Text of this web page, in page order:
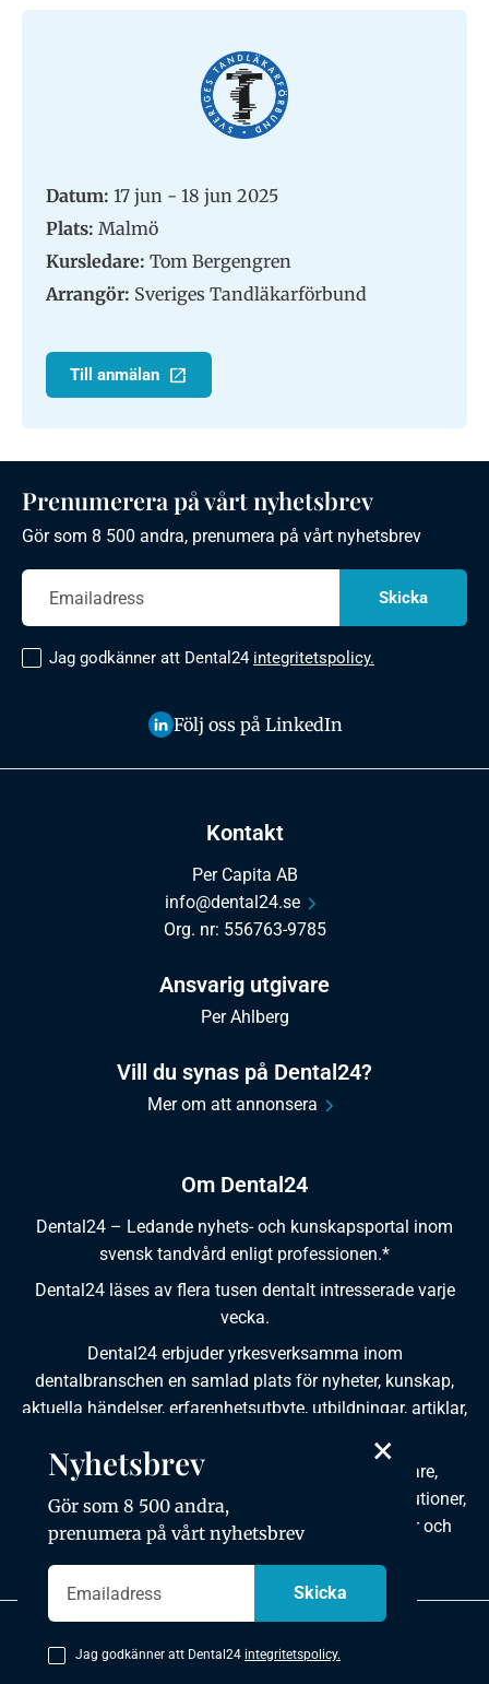
Datum: 17 jun - 18 jun 2025
Plats: Malmö
Kursledare: Tom Bergengren
Arrangör: Sveriges Tandläkarförbund
Till anmälan
Om Dental24
Dental24 – Ledande nyhets- och kunskapsportal inom
svensk tandvård enligt professionen.*
Dental24 läses av flera tusen dentalt intresserade varje
vecka.
Dental24 erbjuder yrkesverksamma inom
dentalbranschen en samlad plats för nyheter, kunskap,
aktuella händelser, erfarenhetsutbyte, utbildningar, artiklar,
Dental24 produceras i samverkan med tandläkare,
tandhygienister, tandsköterskor, tandtekniker, institutioner,
kursgivare, föreningar, organisationer, leverantörer och
Kontakt
Per Capita AB
info@dental24.se
Org. nr: 556763-9785
Ansvarig utgivare
Per Ahlberg
Vill du synas på Dental24?
Mer om att annonsera
Prenumerera på vårt nyhetsbrev
Gör som 8 500 andra, prenumera på vårt nyhetsbrev
Jag godkänner att Dental24 integritetspolicy.
Följ oss på LinkedIn
Copyright © 2026 Dental24. All rights reserved.
×
Nyhetsbrev
Gör som 8 500 andra,
prenumera på vårt nyhetsbrev
Jag godkänner att Dental24 integritetspolicy.